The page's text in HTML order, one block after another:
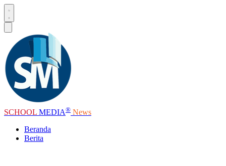
SCHOOL MEDIA® News
Beranda
Berita